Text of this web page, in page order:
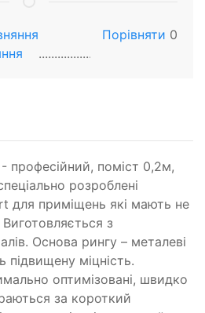
Порівняти 0
професійний, поміст 0,2м,
розроблені
для приміщень які мають не
Виготовляється з
Основа рингу – металеві
підвищену міцність.
оптимізовані, швидко
за короткий